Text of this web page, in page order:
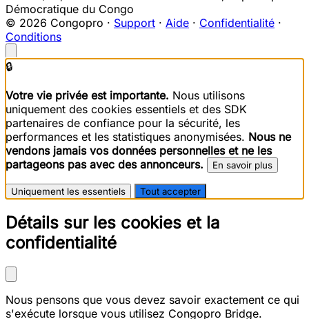
Démocratique du Congo
© 2026 Congopro · Support · Aide · Confidentialité ·
Conditions
🔒
Votre vie privée est importante. Nous utilisons
uniquement des cookies essentiels et des SDK
partenaires de confiance pour la sécurité, les
performances et les statistiques anonymisées. Nous ne
vendons jamais vos données personnelles et ne les
partageons pas avec des annonceurs.
En savoir plus
Uniquement les essentiels Tout accepter
Détails sur les cookies et la
confidentialité
Nous pensons que vous devez savoir exactement ce qui
s'exécute lorsque vous utilisez Congopro Bridge.